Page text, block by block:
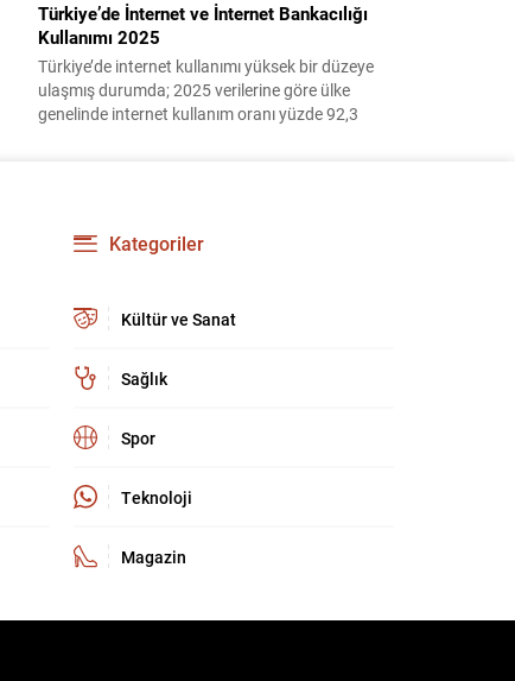
Türkiye’de İnternet ve İnternet Bankacılığı
Kullanımı 2025
Türkiye’de internet kullanımı yüksek bir düzeye
ulaşmış durumda; 2025 verilerine göre ülke
genelinde internet kullanım oranı yüzde 92,3
bankaların dijital çözümlerinin yaygınlaşması,
bankacılık işlemlerinin daha hızlı...
Kategoriler
Kültür ve Sanat
Sağlık
Spor
Teknoloji
Magazin